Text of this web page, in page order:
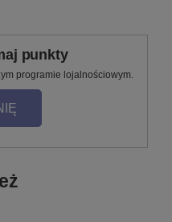
punkty
programie lojalnościowym.